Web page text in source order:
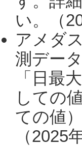
い。（
アメダ
測デー
「日最
しての
ての値
（2025